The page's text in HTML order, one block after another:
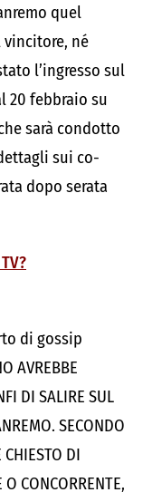
quel
vincitore, né
l’ingresso sul
20 febbraio su
sarà condotto
sui co-
dopo serata
di gossip
AVREBBE
DI SALIRE SUL
SECONDO
CHIESTO DI
CONCORRENTE,